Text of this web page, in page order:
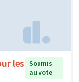
les
Soumis
au vote